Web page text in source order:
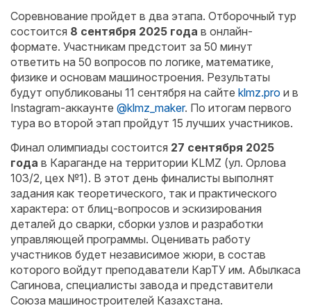
Соревнование пройдет в два этапа. Отборочный тур
состоится 8 сентября 2025 года в онлайн-
формате. Участникам предстоит за 50 минут
ответить на 50 вопросов по логике, математике,
физике и основам машиностроения. Результаты
будут опубликованы 11 сентября на сайте klmz.pro и в
Instagram-аккаунте @klmz_maker. По итогам первого
тура во второй этап пройдут 15 лучших участников.
Финал олимпиады состоится 27 сентября 2025
года в Караганде на территории KLMZ (ул. Орлова
103/2, цех №1). В этот день финалисты выполнят
задания как теоретического, так и практического
характера: от блиц-вопросов и эскизирования
деталей до сварки, сборки узлов и разработки
управляющей программы. Оценивать работу
участников будет независимое жюри, в состав
которого войдут преподаватели КарТУ им. Абылкаса
Сагинова, специалисты завода и представители
Союза машиностроителей Казахстана.